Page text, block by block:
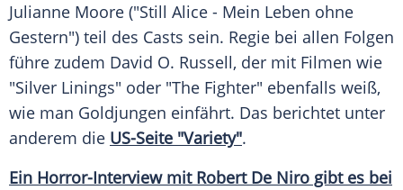
Julianne Moore ("Still Alice - Mein Leben ohne
Gestern") teil des Casts sein. Regie bei allen Folgen
führe zudem David O. Russell, der mit Filmen wie
"Silver Linings" oder "The Fighter" ebenfalls weiß,
wie man Goldjungen einfährt. Das berichtet unter
anderem die US-Seite "Variety".
Ein Horror-Interview mit Robert De Niro gibt es bei